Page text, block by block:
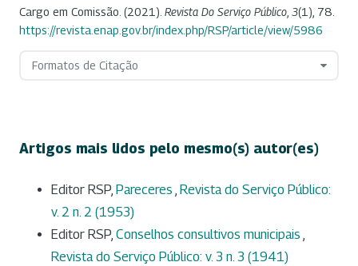
Cargo em Comissão. (2021). Revista Do Serviço Público 3(1), 78.
https://revista.enap.gov.br/index.php/RSP/article/view/5986
Formatos de Citação
Artigos mais lidos pelo mesmo(s) autor(es)
Editor RSP, Pareceres Revista do Serviço Público:
v. 2 n. 2 (1953)
Editor RSP, Conselhos consultivos municipais
Revista do Serviço Público: v. 3 n. 3 (1941)